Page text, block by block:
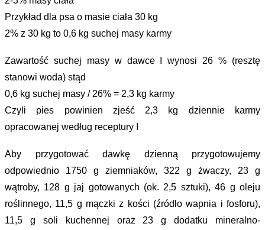
Przykład dla psa o masie ciała 30 kg
2% z 30 kg to 0,6 kg suchej masy karmy
Zawartość suchej masy w dawce I wynosi 26 % (resztę
stanowi woda) stąd
0,6 kg suchej masy / 26% = 2,3 kg karmy
Czyli pies powinien zjeść 2,3 kg dziennie karmy
opracowanej według receptury I
Aby przygotować dawkę dzienną przygotowujemy
odpowiednio 1750 g ziemniaków, 322 g żwaczy, 23 g
wątroby, 128 g jaj gotowanych (ok. 2,5 sztuki), 46 g oleju
roślinnego, 11,5 g mączki z kości (źródło wapnia i fosforu),
11,5 g soli kuchennej oraz 23 g dodatku mineralno-